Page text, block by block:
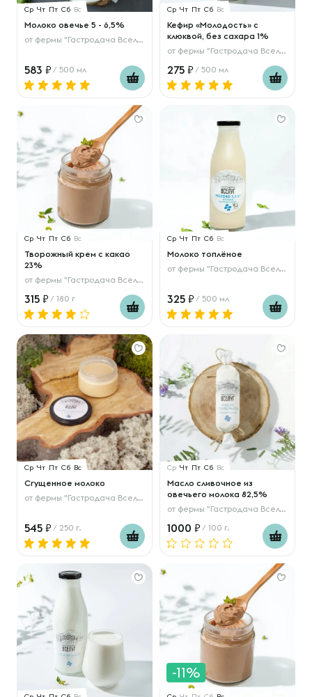
Ср Чт Пт Сб Вс
Молоко овечье 5 - 6,5%
от фермы "Гастродача Вселуг"
583 / 500 мл
Ср Чт Пт Сб Вс
Кефир «Молодость» с
клюквой, без сахара 1%
от фермы "Гастродача Вселуг"
275 / 500 мл
Ср Чт Пт Сб Вс
Творожный крем с какао
23%
от фермы "Гастродача Вселуг"
315 / 180 г
Ср Чт Пт Сб Вс
Молоко топлёное
от фермы "Гастродача Вселуг"
325 / 500 мл
Ср Чт Пт Сб Вс
Сгущенное молоко
от фермы "Гастродача Вселуг"
545 / 250 г.
Ср Чт Пт Сб Вс
Масло сливочное из
овечьего молока 82,5%
от фермы "Гастродача Вселуг"
1000 / 100 г.
-11%